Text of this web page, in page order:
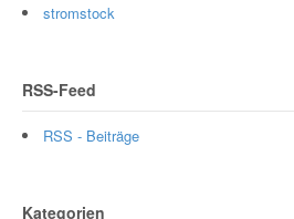
stromstock
RSS-Feed
RSS - Beiträge
Kategorien